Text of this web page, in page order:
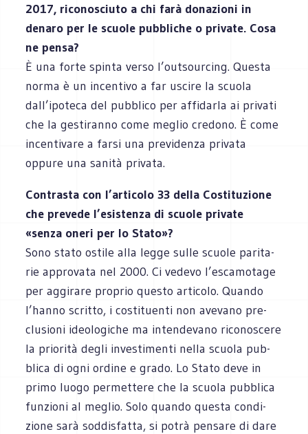
2017, rico­no­sciuto a chi farà dona­zioni in
denaro per le scuole pub­bli­che o pri­vate. Cosa
ne pensa?
È una forte spinta verso l’outsourcing. Que­sta
norma è un incen­tivo a far uscire la scuola
dall’ipoteca del pub­blico per affi­darla ai pri­vati
che la gesti­ranno come meglio cre­dono. È come
incen­ti­vare a farsi una pre­vi­denza pri­vata
oppure una sanità privata.
Con­tra­sta con l’articolo 33 della Costi­tu­zione
che pre­vede l’esistenza di scuole pri­vate
«senza oneri per lo Stato»?
Sono stato ostile alla legge sulle scuole pari­ta­
rie appro­vata nel 2000. Ci vedevo l’escamotage
per aggi­rare pro­prio que­sto arti­colo. Quando
l’hanno scritto, i costi­tuenti non ave­vano pre­
clu­sioni ideo­lo­gi­che ma inten­de­vano rico­no­scere
la prio­rità degli inve­sti­menti nella scuola pub­
blica di ogni ordine e grado. Lo Stato deve in
primo luogo per­met­tere che la scuola pub­blica
fun­zioni al meglio. Solo quando que­sta con­di­
zione sarà sod­di­sfatta, si potrà pen­sare di dare